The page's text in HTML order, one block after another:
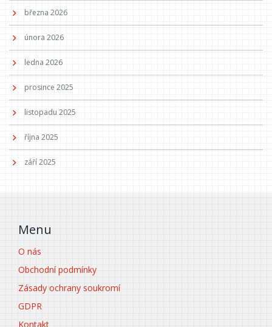
března 2026
února 2026
ledna 2026
prosince 2025
listopadu 2025
října 2025
září 2025
Menu
O nás
Obchodní podmínky
Zásady ochrany soukromí
GDPR
Kontakt